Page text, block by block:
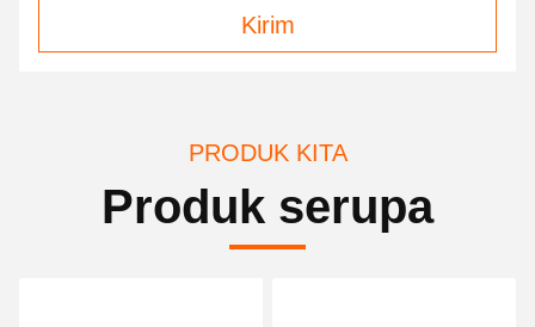
Kirim
PRODUK KITA
Produk serupa